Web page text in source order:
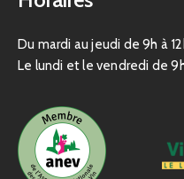
Du mardi au jeudi de 9h à
Le lundi et le vendredi de 9h